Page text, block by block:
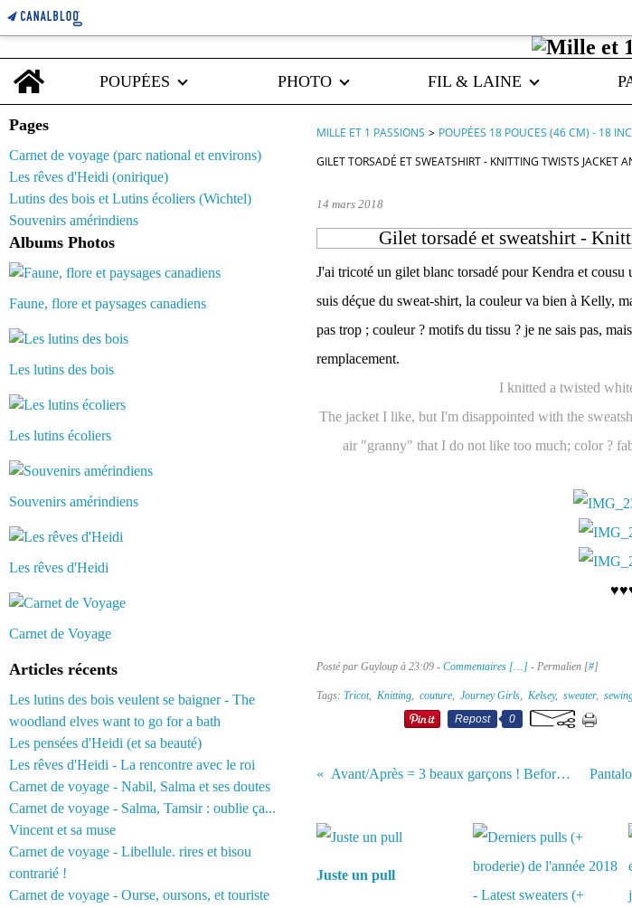
Home
POUPÉES
PHOTO FIL & LAINE
Pages
Carnet de voyage (parc national et environs)
Les rêves d'Heidi (onirique)
Lutins des bois et Lutins écoliers (Wichtel)
Souvenirs amérindiens
Albums Photos
Faune, flore et paysages canadiens
Les lutins des bois
Les lutins écoliers
Souvenirs amérindiens
Les rêves d'Heidi
Carnet de Voyage
Articles récents
Les lutins des bois veulent se baigner - The
woodland elves want to go for a bath
Les pensées d'Heidi (et sa beauté)
Les rêves d'Heidi - La rencontre avec le roi
Carnet de voyage - Nabil, Salma et ses doutes
Carnet de voyage - Salma, Tamsir : oublie ça...
Vincent et sa muse
Carnet de voyage - Libellule. rires et bisou
contrarié !
Carnet de voyage - Ourse, oursons, et touriste
MILLE ET 1 PASSIONS > POUPÉES 18 POUCES (46 CM) - 18
GILET TORSADÉ ET SWEATSHIRT - KNITTING TWISTS JACKET
14 mars 2018
Gilet torsadé et sweatshirt -
J'ai tricoté un gilet blanc torsadé pour Kendra et
suis déçue du sweat-shirt, la couleur va bien à Kelly,
pas trop ; couleur ? motifs du tissu ? je ne sais pas,
remplacement.
I knitted a twisted
The jacket I like, but I'm disappointed with the
air "granny" that I do not like too much; color ?
Posté par Guyloup à 23:09 - Commentaires […] - Permalien [#]
Tags: Tricot, Knitting, couture, Journey Girls, Kelsey, sweater,
Repost
0
Avant/Après = 3 beaux garçons ! Before / After = 3 beautiful boys !
Juste un pull